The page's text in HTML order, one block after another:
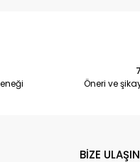
Öneri ve
BİZE ULAŞIN